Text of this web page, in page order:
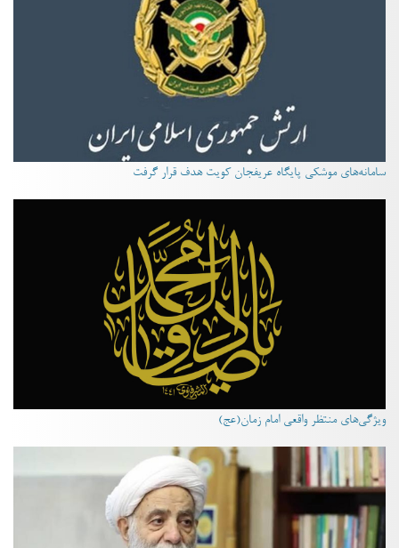
سامانه‌های موشکی پایگاه عریفجان کویت هدف قرار گرفت
ویژگی‌های منتظر واقعی امام زمان(عج)